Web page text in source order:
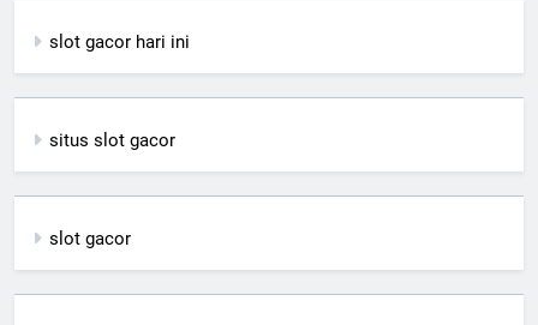
slot gacor hari ini
situs slot gacor
slot gacor